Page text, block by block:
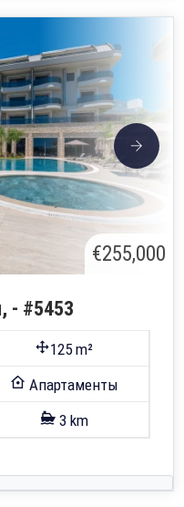
€255,000
- #5453
125 m²
Апартаменты
3 km